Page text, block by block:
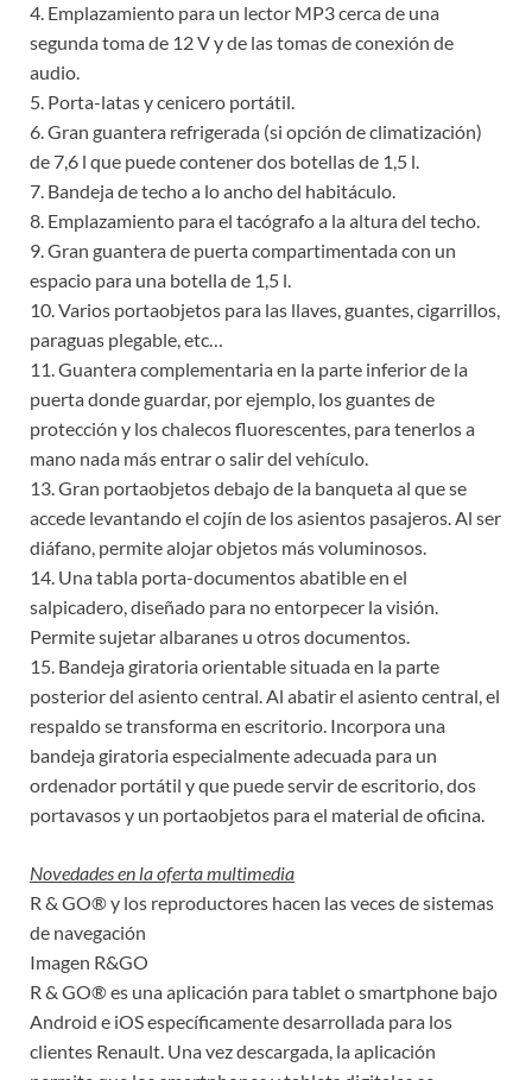
4. Emplazamiento para un lector MP3 cerca de una
segunda toma de 12 V y de las tomas de conexión de
audio.
5. Porta-latas y cenicero portátil.
6. Gran guantera refrigerada (si opción de climatización)
de 7,6 l que puede contener dos botellas de 1,5 l.
7. Bandeja de techo a lo ancho del habitáculo.
8. Emplazamiento para el tacógrafo a la altura del techo.
9. Gran guantera de puerta compartimentada con un
espacio para una botella de 1,5 l.
10. Varios portaobjetos para las llaves, guantes, cigarrillos,
paraguas plegable, etc…
11. Guantera complementaria en la parte inferior de la
puerta donde guardar, por ejemplo, los guantes de
protección y los chalecos fluorescentes, para tenerlos a
mano nada más entrar o salir del vehículo.
13. Gran portaobjetos debajo de la banqueta al que se
accede levantando el cojín de los asientos pasajeros. Al ser
diáfano, permite alojar objetos más voluminosos.
14. Una tabla porta-documentos abatible en el
salpicadero, diseñado para no entorpecer la visión.
Permite sujetar albaranes u otros documentos.
15. Bandeja giratoria orientable situada en la parte
posterior del asiento central. Al abatir el asiento central, el
respaldo se transforma en escritorio. Incorpora una
bandeja giratoria especialmente adecuada para un
ordenador portátil y que puede servir de escritorio, dos
portavasos y un portaobjetos para el material de oficina.
Novedades en la oferta multimedia
R & GO® y los reproductores hacen las veces de sistemas
de navegación
Imagen R&GO
R & GO® es una aplicación para tablet o smartphone bajo
Android e iOS específicamente desarrollada para los
clientes Renault. Una vez descargada, la aplicación